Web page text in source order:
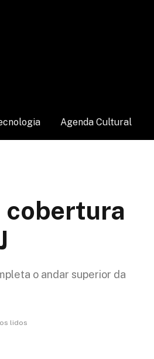
Agenda Cultural
cobertura
o andar superior da
lidos